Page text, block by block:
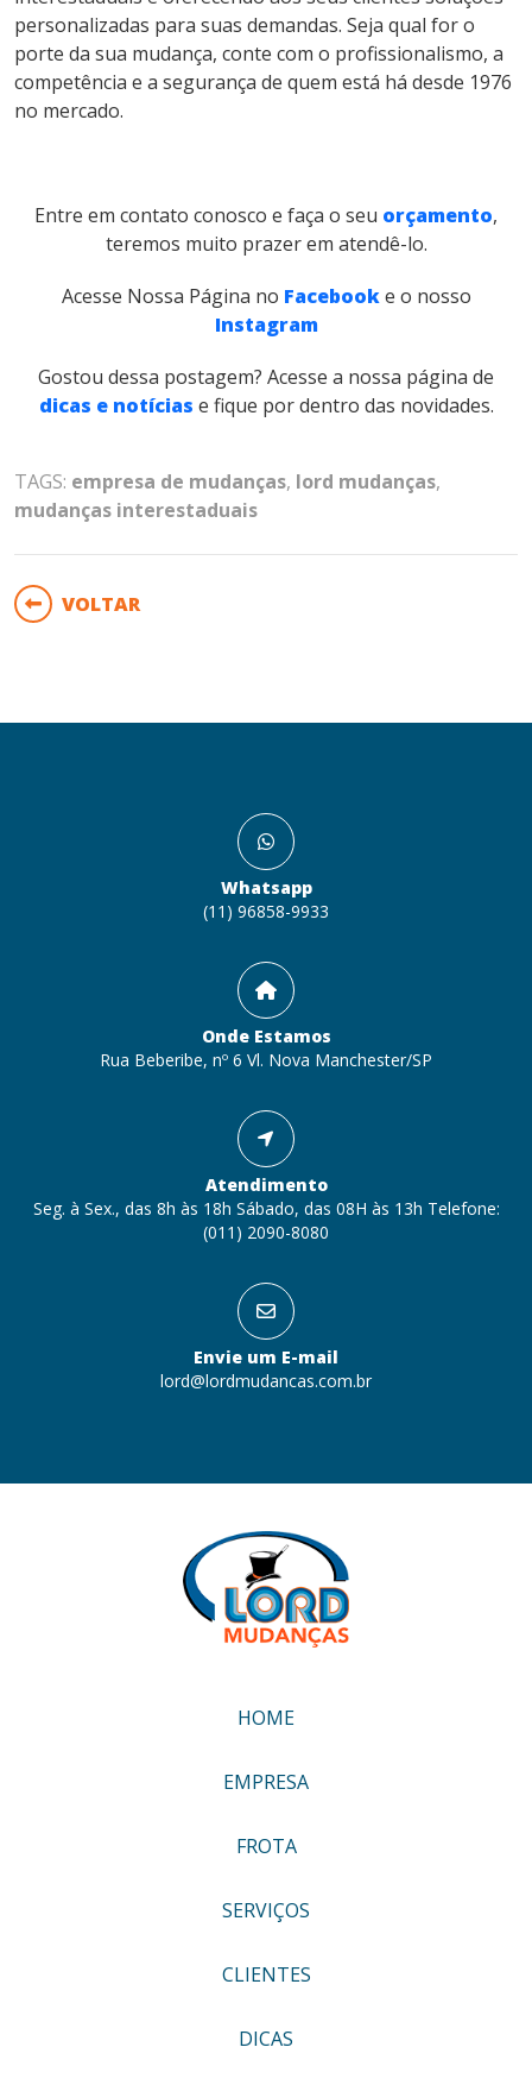
personalizadas para suas demandas. Seja qual for o
porte da sua mudança, conte com o profissionalismo, a
competência e a segurança de quem está há desde 1976
no mercado.
Entre em contato conosco e faça o seu orçamento,
teremos muito prazer em atendê-lo.
Acesse Nossa Página no Facebook e o nosso
Instagram
Gostou dessa postagem? Acesse a nossa página de
dicas e notícias e fique por dentro das novidades.
TAGS: empresa de mudanças, lord mudanças,
mudanças interestaduais
VOLTAR
Whatsapp
(11) 96858-9933
Onde Estamos
Rua Beberibe, nº 6 Vl. Nova Manchester/SP
Atendimento
Seg. à Sex., das 8h às 18h Sábado, das 08H às 13h Telefone:
(011) 2090-8080
Envie um E-mail
lord@lordmudancas.com.br
HOME
EMPRESA
FROTA
SERVIÇOS
CLIENTES
DICAS